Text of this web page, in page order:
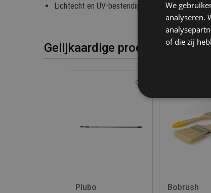
Lichtecht en UV-bestendig
Gelijkaardige producten
Plubo
Bobrush
We
analyseren.
of die zij